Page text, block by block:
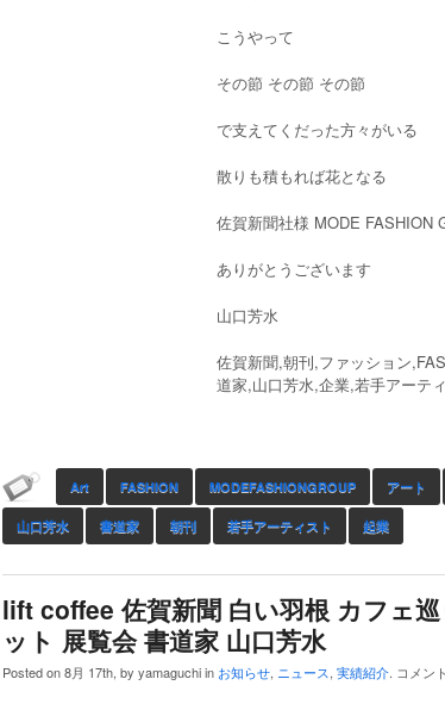
こうやって
その節 その節 その節
で支えてくだった方々がいる
散りも積もれば花となる
佐賀新聞社様 MODE FASHION
ありがとうございます
山口芳水
佐賀新聞,朝刊,ファッション
道家,山口芳水,企業,若手アーテ
Art FASHION MODEFASHIONGROUP アート
山口芳水 書道家 朝刊 若手アーティスト 起業
lift coffee 佐賀新聞 白い羽根 カフェ
ット 展覧会 書道家 山口芳水
Posted on 8月 17th, by yamaguchi in お知らせ, ニュース, 実績紹介. コメン